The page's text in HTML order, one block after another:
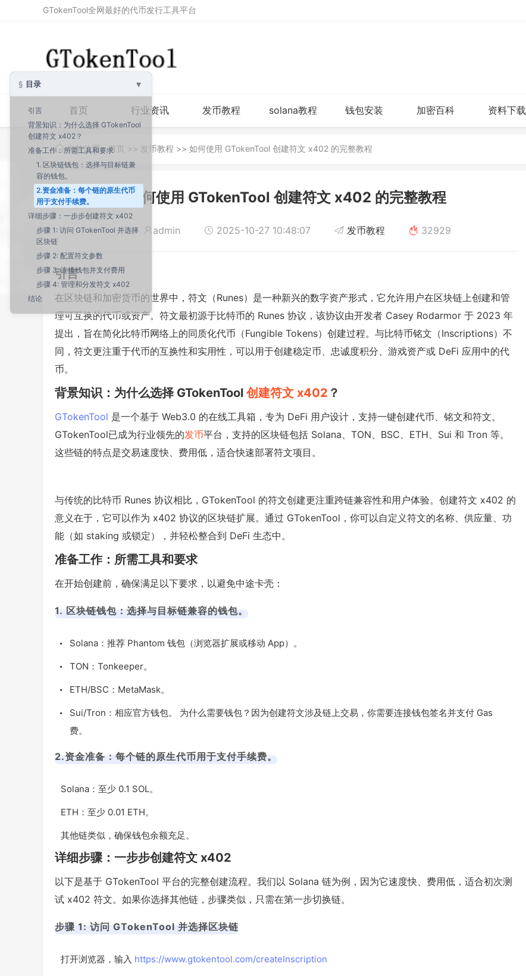
GTokenTool全网最好的代币发行工具平台
首页 行业资讯 发币教程 solana教程 钱包安装 加密百科 资料下载
当前位置：首页 >> 发币教程 >> 如何使用 GTokenTool 创建符文 x402 的完整教程
如何使用 GTokenTool 创建符文 x402 的完整教程
admin 2025-10-27 10:48:07 发币教程 32929
引言
在区块链和加密货币的世界中，符文（Runes）是一种新兴的数字资产形式，它允许用户在区块链上创建和管
理可互换的代币或资产。符文最初源于比特币的 Runes 协议，该协议由开发者 Casey Rodarmor 于 2023 年
提出，旨在简化比特币网络上的同质化代币（Fungible Tokens）创建过程。与比特币铭文（Inscriptions）不
同，符文更注重于代币的互换性和实用性，可以用于创建稳定币、忠诚度积分、游戏资产或 DeFi 应用中的代
币。
背景知识：为什么选择 GTokenTool 创建符文 x402 ？
GTokenTool 是一个基于 Web3.0 的在线工具箱，专为 DeFi 用户设计，支持一键创建代币、铭文和符文。
GTokenTool已成为行业领先的发币平台，支持的区块链包括 Solana、TON、BSC、ETH、Sui 和 Tron 等。
这些链的特点是交易速度快、费用低，适合快速部署符文项目。
与传统的比特币 Runes 协议相比，GTokenTool 的符文创建更注重跨链兼容性和用户体验。创建符文 x402 的
意义在于，它可以作为 x402 协议的区块链扩展。通过 GTokenTool，你可以自定义符文的名称、供应量、功
能（如 staking 或锁定），并轻松整合到 DeFi 生态中。
准备工作：所需工具和要求
在开始创建前，确保满足以下要求，以避免中途卡壳：
1. 区块链钱包：选择与目标链兼容的钱包。
Solana：推荐 Phantom 钱包（浏览器扩展或移动 App）。
TON：Tonkeeper。
ETH/BSC：MetaMask。
Sui/Tron：相应官方钱包。 为什么需要钱包？因为创建符文涉及链上交易，你需要连接钱包签名并支付 Gas
费。
2.资金准备：每个链的原生代币用于支付手续费。
Solana：至少 0.1 SOL。
ETH：至少 0.01 ETH。
其他链类似，确保钱包余额充足。
详细步骤：一步步创建符文 x402
以下是基于 GTokenTool 平台的完整创建流程。我们以 Solana 链为例，因为它速度快、费用低，适合初次测
试 x402 符文。如果你选择其他链，步骤类似，只需在第一步切换链。
步骤 1: 访问 GTokenTool 并选择区块链
打开浏览器，输入 https://www.gtokentool.com/createInscription
目录 ▾
引言
背景知识：为什么选择 GTokenTool
创建符文 x402？
准备工作：所需工具和要求
1. 区块链钱包：选择与目标链兼
容的钱包。
2.资金准备：每个链的原生代币
用于支付手续费。
详细步骤：一步步创建符文 x402
步骤 1: 访问 GTokenTool 并选择
区块链
步骤 2: 配置符文参数
步骤 3: 连接钱包并支付费用
步骤 4: 管理和分发符文 x402
结论